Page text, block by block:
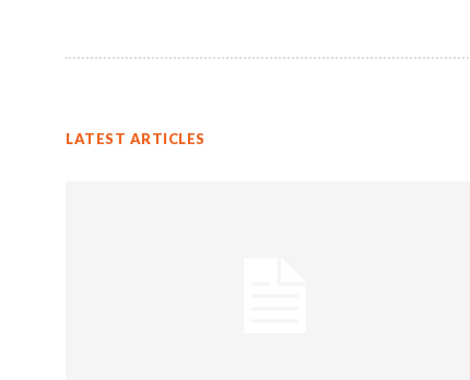
LATEST ARTICLES